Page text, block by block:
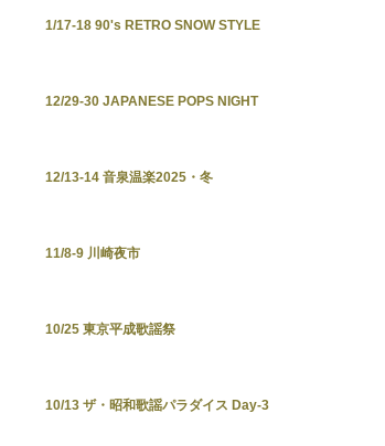
1/17-18 90's RETRO SNOW STYLE
12/29-30 JAPANESE POPS NIGHT
12/13-14 音泉温楽2025・冬
11/8-9 川崎夜市
10/25 東京平成歌謡祭
10/13 ザ・昭和歌謡パラダイス Day-3